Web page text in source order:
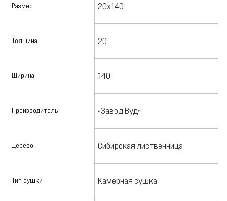
Размер 20х140
Толщина 20
Ширина 140
Производитель «Завод Вуд»
Дерево Сибирская лиственница
Тип сушки Камерная сушка